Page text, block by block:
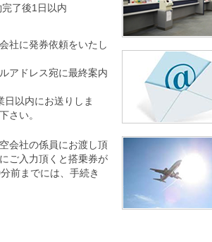
了後1日以内
社に発券依頼をいたし
アドレス宛に最終案内
以内にお送りしま
さい。
会社の係員にお渡し頂
ご入力頂くと搭乗券が
前までには、手続き